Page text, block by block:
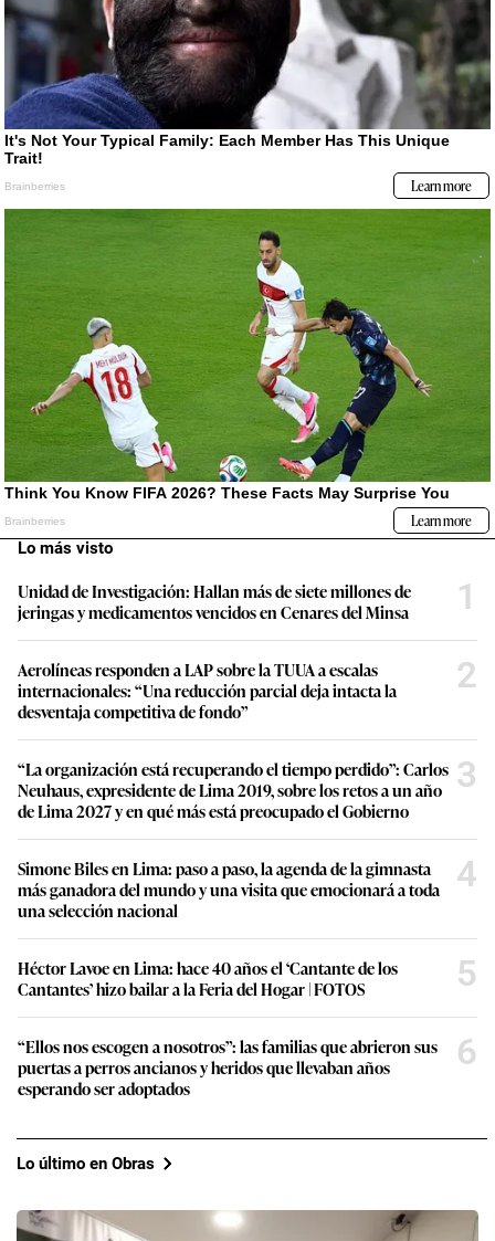
Lo más visto
Unidad de Investigación: Hallan más de siete millones de
jeringas y medicamentos vencidos en Cenares del Minsa
1
Aerolíneas responden a LAP sobre la TUUA a escalas
internacionales: “Una reducción parcial deja intacta la
desventaja competitiva de fondo”
2
“La organización está recuperando el tiempo perdido”: Carlos
Neuhaus, expresidente de Lima 2019, sobre los retos a un año
de Lima 2027 y en qué más está preocupado el Gobierno
3
Simone Biles en Lima: paso a paso, la agenda de la gimnasta
más ganadora del mundo y una visita que emocionará a toda
una selección nacional
4
Héctor Lavoe en Lima: hace 40 años el ‘Cantante de los
Cantantes’ hizo bailar a la Feria del Hogar | FOTOS
5
“Ellos nos escogen a nosotros”: las familias que abrieron sus
puertas a perros ancianos y heridos que llevaban años
esperando ser adoptados
6
Lo último en Obras